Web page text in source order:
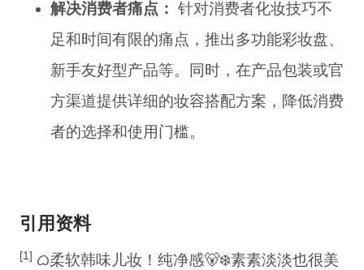
解决消费者痛点： 针对消费者化妆技巧不
足和时间有限的痛点，推出多功能彩妆盘、
新手友好型产品等。同时，在产品包装或官
方渠道提供详细的妆容搭配方案，降低消费
者的选择和使用门槛。
引用资料
[1] ᜊ柔软韩味儿妆！纯净感🐻‍❄️素素淡淡也很美